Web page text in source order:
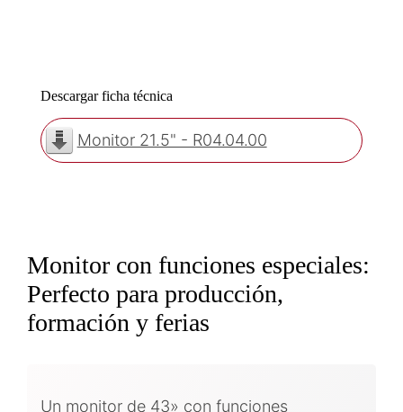
Descargar ficha técnica
Monitor 21.5" - R04.04.00
Monitor con funciones especiales:
Perfecto para producción,
formación y ferias
Un monitor de 43» con funciones